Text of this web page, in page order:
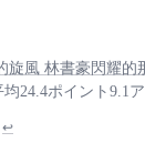
旋風 林書豪閃耀的
24.4ポイント9.1
↩